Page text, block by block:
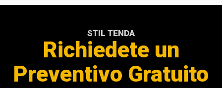
STIL TENDA
Richiedete un
Preventivo Gratuito